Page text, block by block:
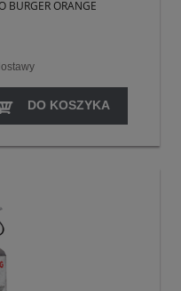
BURGER ORANGE
DO KOSZYKA